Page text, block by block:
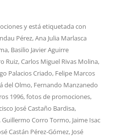
y está etiquetada con
Pérez,Ana Julia Marlasca
, Basilio Javier Aguirre
Ruiz,Carlos Miguel Rivas Molina,
Palacios Criado, Felipe Marcos
del Olmo, Fernando Manzanedo
1996,fotos de promociones,
José Castaño Bardisa,
,Guillermo Corro Tormo, Jaime Isac
Castán Pérez-Gómez, José